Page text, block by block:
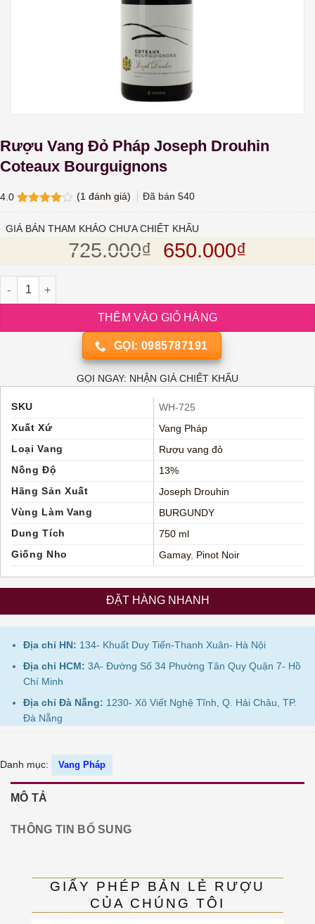
Rượu Vang Đỏ Pháp Joseph Drouhin
Coteaux Bourguignons
4.0
5 dựa
(1 đánh giá) Đã bán 540
GIÁ BÁN THAM KHẢO CHƯA CHIẾT KHẤU
725.000₫ Giá gốc là:
650.000₫
Rượu Vang Đỏ Pháp Joseph Drouhin Coteaux Bourguignons số
THÊM VÀO GIỎ HÀNG
GỌI: 0985787191
GỌI NGAY: NHẬN GIÁ CHIẾT KHẤU
SKU
WH-725
Xuất Xứ
Vang Pháp
Loại Vang
Rượu vang đỏ
Nồng Độ
13%
Hãng Sản Xuất
Joseph Drouhin
Vùng Làm Vang
BURGUNDY
Dung Tích
750 ml
Giống Nho
Gamay, Pinot Noir
ĐẶT HÀNG NHANH
Địa chỉ HN: 134- Khuất Duy Tiến-Thanh Xuân- Hà Nội
Địa chỉ HCM: 3A- Đường Số 34 Phường Tân Quy Quận 7- Hồ
Chí Minh
Địa chỉ Đà Nẵng: 1230- Xô Viết Nghệ Tĩnh, Q. Hải Châu, TP.
Đà Nẵng
Danh mục: Vang Pháp
MÔ TẢ
THÔNG TIN BỔ SUNG
GIẤY PHÉP BẢN LẺ RƯỢU
CỦA CHÚNG TÔI